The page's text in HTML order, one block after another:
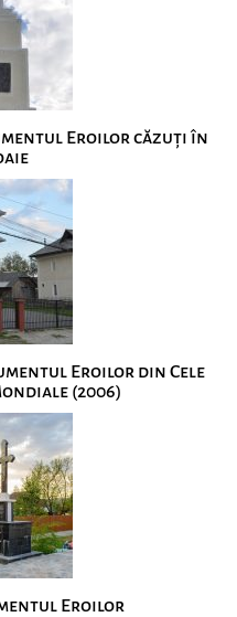
Eroilor căzuți în
Eroilor din Cele
(2006)
Eroilor